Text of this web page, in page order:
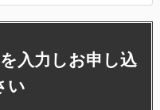
入力しお申し込
い